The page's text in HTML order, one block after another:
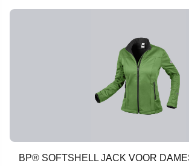
BP® SOFTSHELL JACK VOOR